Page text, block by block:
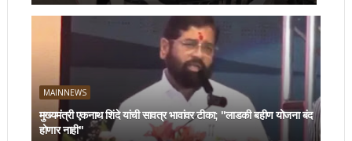
MAINNEWS
मुख्यमंत्री एकनाथ शिंदे यांची सावत्र भावांवर टीका; "लाडकी बहीण योजना बंद
होणार नाही"